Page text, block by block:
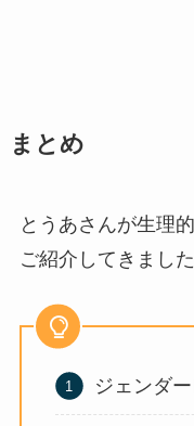
まとめ
とうあさんが生理
ご紹介してきました
ジェンダ